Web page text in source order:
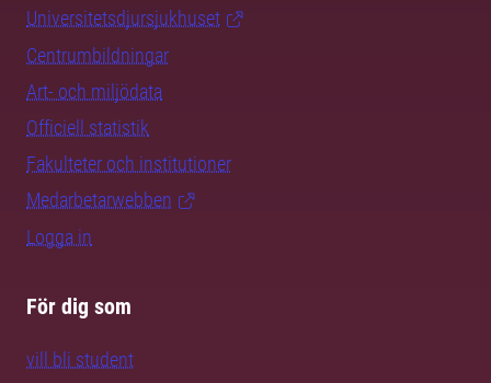
Universitetsdjursjukhuset
Centrumbildningar
Art- och miljödata
Officiell statistik
Fakulteter och institutioner
Medarbetarwebben
Logga in
För dig som
vill bli student